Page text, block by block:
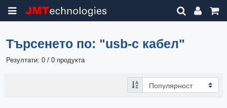
Търсенето по: "usb-c кабел"
Резултати: 0 / 0 продукта